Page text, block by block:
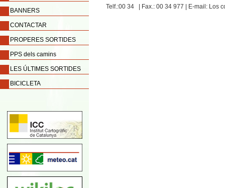
BANNERS
CONTACTAR
PROPERES SORTIDES
PPS dels camins
LES ÚLTIMES SORTIDES
BICICLETA
Telf.:00 34 | Fax.: 00 34 977 | E-mail: Los